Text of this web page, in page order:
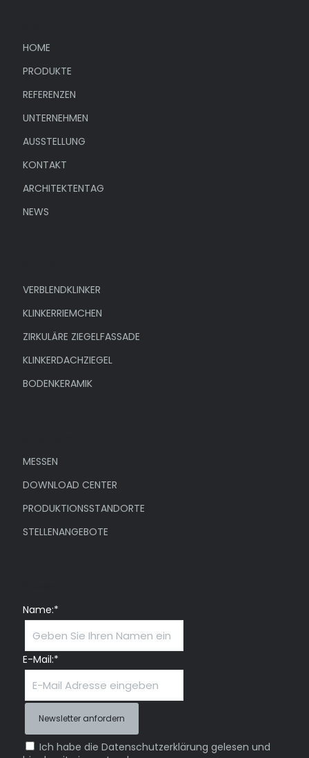
HOME
PRODUKTE
REFERENZEN
UNTERNEHMEN
AUSSTELLUNG
KONTAKT
ARCHITEKTENTAG
NEWS
VERBLENDKLINKER
KLINKERRIEMCHEN
ZIRKULÄRE ZIEGELFASSADE
KLINKERDACHZIEGEL
BODENKERAMIK
MESSEN
DOWNLOAD CENTER
PRODUKTIONSSTANDORTE
STELLENANGEBOTE
Name:*
E-Mail:*
Ich habe die Datenschutzerklärung gelesen und